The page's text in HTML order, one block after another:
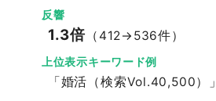
反響
1.3倍 （412→536件）
上位表示キーワード例
「婚活（検索Vol.40,500）」